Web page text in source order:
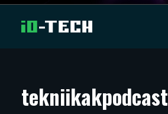
ARTIKKELIT
tekniikakpodcast